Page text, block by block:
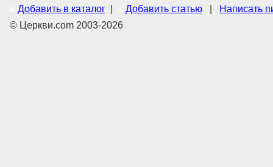
Добавить в каталог Добавить статью
Написать
© Церкви.com 2003-2026